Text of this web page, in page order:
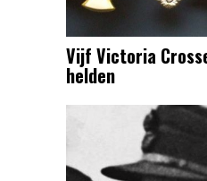
Vijf Victoria
helden